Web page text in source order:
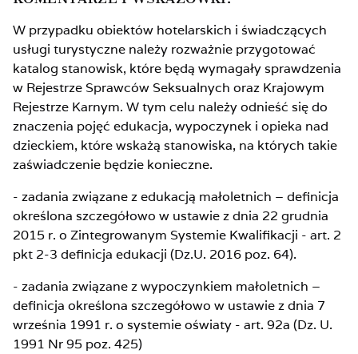
W przypadku obiektów hotelarskich i świadczących
usługi turystyczne należy rozważnie przygotować
katalog stanowisk, które będą wymagały sprawdzenia
w Rejestrze Sprawców Seksualnych oraz Krajowym
Rejestrze Karnym. W tym celu należy odnieść się do
znaczenia pojęć edukacja, wypoczynek i opieka nad
dzieckiem, które wskażą stanowiska, na których takie
zaświadczenie będzie konieczne.
- zadania związane z edukacją małoletnich – definicja
określona szczegółowo w ustawie z dnia 22 grudnia
2015 r. o Zintegrowanym Systemie Kwalifikacji - art. 2
pkt 2-3 definicja edukacji (Dz.U. 2016 poz. 64).
- zadania związane z wypoczynkiem małoletnich –
definicja określona szczegółowo w ustawie z dnia 7
września 1991 r. o systemie oświaty - art. 92a (Dz. U.
1991 Nr 95 poz. 425)